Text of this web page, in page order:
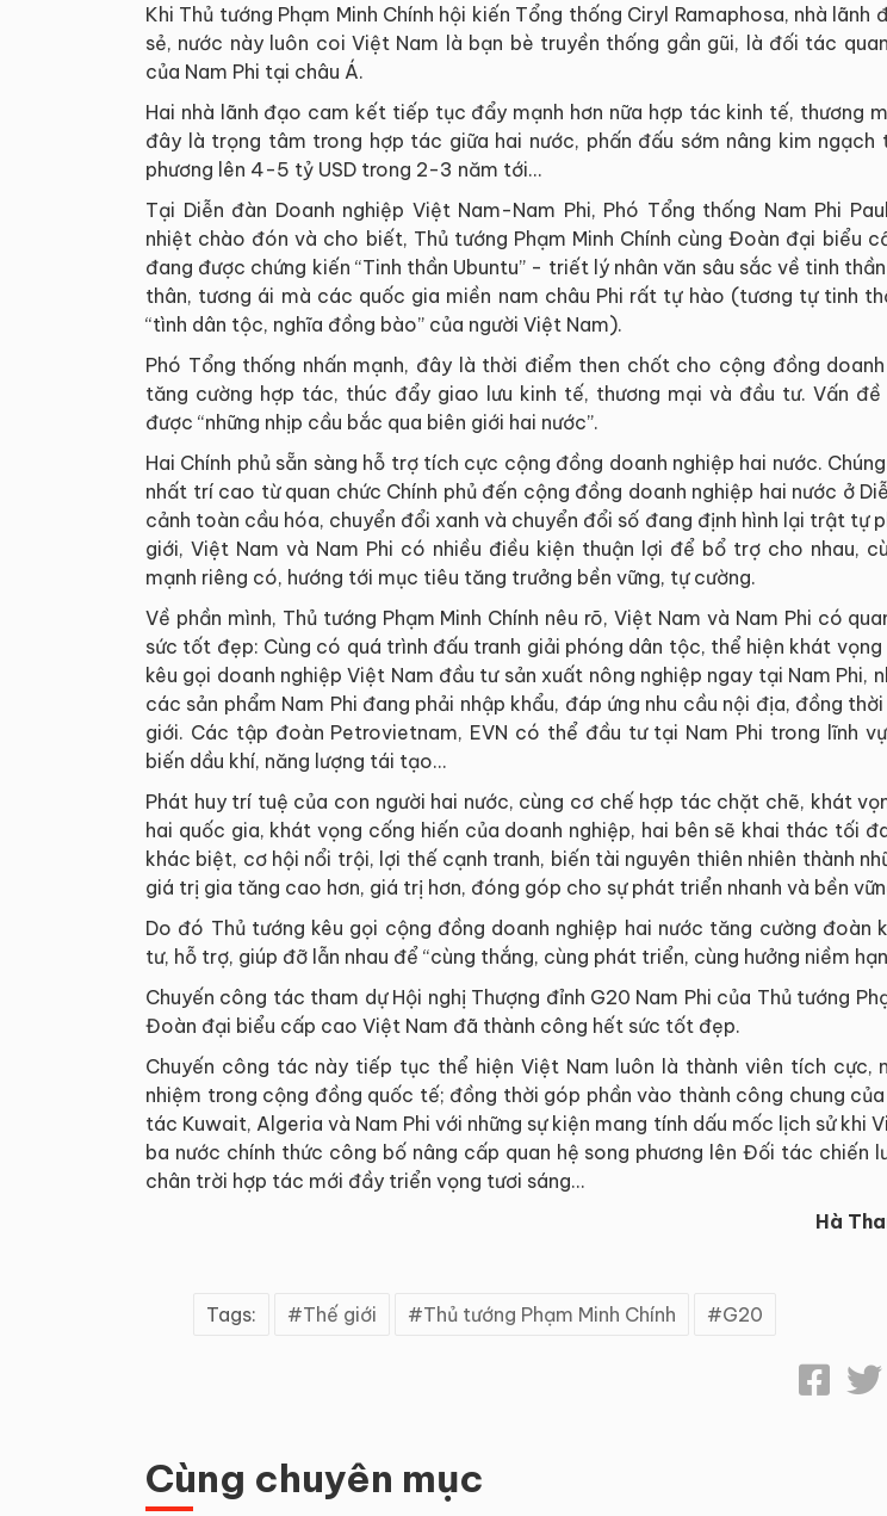
Khi Thủ tướng Phạm Minh Chính hội kiến Tổng thống Ciryl Ramaphosa, nhà lãnh
sẻ, nước này luôn coi Việt Nam là bạn bè truyền thống gần gũi, là đối tác
của Nam Phi tại châu Á.
Hai nhà lãnh đạo cam kết tiếp tục đẩy mạnh hơn nữa hợp tác kinh tế, thương
đây là trọng tâm trong hợp tác giữa hai nước, phấn đấu sớm nâng kim ngạch
phương lên 4-5 tỷ USD trong 2-3 năm tới…
Tại Diễn đàn Doanh nghiệp Việt Nam-Nam Phi, Phó Tổng thống Nam Phi
nhiệt chào đón và cho biết, Thủ tướng Phạm Minh Chính cùng Đoàn đại biểu
đang được chứng kiến “Tinh thần Ubuntu” - triết lý nhân văn sâu sắc về tinh
thân, tương ái mà các quốc gia miền nam châu Phi rất tự hào (tương tự tinh
“tình dân tộc, nghĩa đồng bào” của người Việt Nam).
Phó Tổng thống nhấn mạnh, đây là thời điểm then chốt cho cộng đồng
tăng cường hợp tác, thúc đẩy giao lưu kinh tế, thương mại và đầu tư. Vấn đề
được “những nhịp cầu bắc qua biên giới hai nước”.
Hai Chính phủ sẵn sàng hỗ trợ tích cực cộng đồng doanh nghiệp hai nước.
nhất trí cao từ quan chức Chính phủ đến cộng đồng doanh nghiệp hai nước ở
cảnh toàn cầu hóa, chuyển đổi xanh và chuyển đổi số đang định hình lại trật tự
giới, Việt Nam và Nam Phi có nhiều điều kiện thuận lợi để bổ trợ cho nhau,
mạnh riêng có, hướng tới mục tiêu tăng trưởng bền vững, tự cường.
Về phần mình, Thủ tướng Phạm Minh Chính nêu rõ, Việt Nam và Nam Phi có
sức tốt đẹp: Cùng có quá trình đấu tranh giải phóng dân tộc, thể hiện khát
kêu gọi doanh nghiệp Việt Nam đầu tư sản xuất nông nghiệp ngay tại Nam Phi,
các sản phẩm Nam Phi đang phải nhập khẩu, đáp ứng nhu cầu nội địa, đồng
giới. Các tập đoàn Petrovietnam, EVN có thể đầu tư tại Nam Phi trong lĩnh
biến dầu khí, năng lượng tái tạo…
Phát huy trí tuệ của con người hai nước, cùng cơ chế hợp tác chặt chẽ, khát
hai quốc gia, khát vọng cống hiến của doanh nghiệp, hai bên sẽ khai thác tối
khác biệt, cơ hội nổi trội, lợi thế cạnh tranh, biến tài nguyên thiên nhiên thành
giá trị gia tăng cao hơn, giá trị hơn, đóng góp cho sự phát triển nhanh và bền
Do đó Thủ tướng kêu gọi cộng đồng doanh nghiệp hai nước tăng cường đoàn
tư, hỗ trợ, giúp đỡ lẫn nhau để “cùng thắng, cùng phát triển, cùng hưởng niềm
Chuyến công tác tham dự Hội nghị Thượng đỉnh G20 Nam Phi của Thủ tướng
Đoàn đại biểu cấp cao Việt Nam đã thành công hết sức tốt đẹp.
Chuyến công tác này tiếp tục thể hiện Việt Nam luôn là thành viên tích cực,
nhiệm trong cộng đồng quốc tế; đồng thời góp phần vào thành công chung
tác Kuwait, Algeria và Nam Phi với những sự kiện mang tính dấu mốc lịch sử khi
ba nước chính thức công bố nâng cấp quan hệ song phương lên Đối tác chiến
chân trời hợp tác mới đầy triển vọng tươi sáng...
Hà
Tags: Thế giới Thủ tướng Phạm Minh Chính G20
Cùng chuyên mục